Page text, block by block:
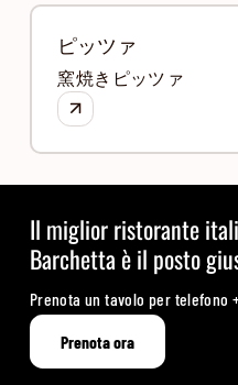
ピッツァ
窯焼きピッツァ
Il miglior ristorante
Barchetta è il posto
Prenota un tavolo per telefono
Prenota ora